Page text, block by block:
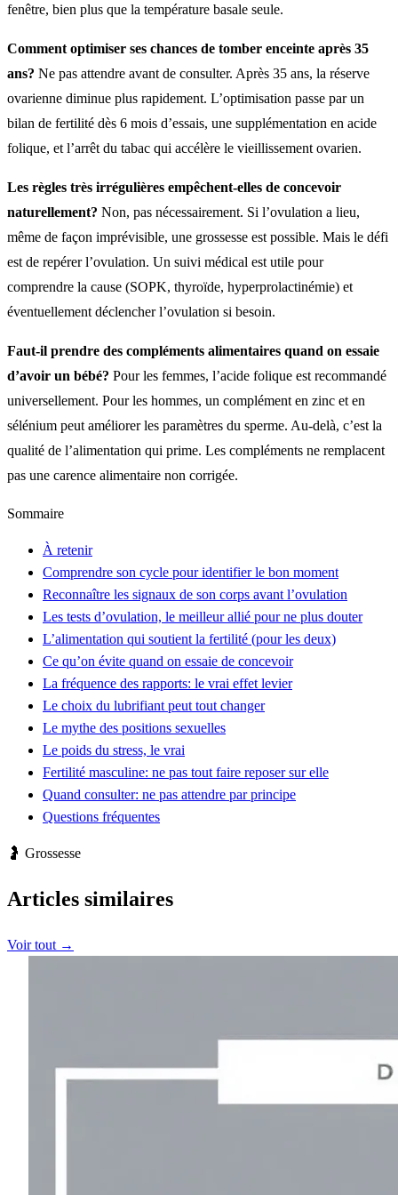
fenêtre, bien plus que la température basale seule.
Comment optimiser ses chances de tomber enceinte après 35
ans? Ne pas attendre avant de consulter. Après 35 ans, la réserve
ovarienne diminue plus rapidement. L’optimisation passe par un
bilan de fertilité dès 6 mois d’essais, une supplémentation en acide
folique, et l’arrêt du tabac qui accélère le vieillissement ovarien.
Les règles très irrégulières empêchent-elles de concevoir
naturellement? Non, pas nécessairement. Si l’ovulation a lieu,
même de façon imprévisible, une grossesse est possible. Mais le défi
est de repérer l’ovulation. Un suivi médical est utile pour
comprendre la cause (SOPK, thyroïde, hyperprolactinémie) et
éventuellement déclencher l’ovulation si besoin.
Faut-il prendre des compléments alimentaires quand on essaie
d’avoir un bébé? Pour les femmes, l’acide folique est recommandé
universellement. Pour les hommes, un complément en zinc et en
sélénium peut améliorer les paramètres du sperme. Au-delà, c’est la
qualité de l’alimentation qui prime. Les compléments ne remplacent
pas une carence alimentaire non corrigée.
Sommaire
À retenir
Comprendre son cycle pour identifier le bon moment
Reconnaître les signaux de son corps avant l’ovulation
Les tests d’ovulation, le meilleur allié pour ne plus douter
L’alimentation qui soutient la fertilité (pour les deux)
Ce qu’on évite quand on essaie de concevoir
La fréquence des rapports: le vrai effet levier
Le choix du lubrifiant peut tout changer
Le mythe des positions sexuelles
Le poids du stress, le vrai
Fertilité masculine: ne pas tout faire reposer sur elle
Quand consulter: ne pas attendre par principe
Questions fréquentes
🤰 Grossesse
Articles similaires
Voir tout →